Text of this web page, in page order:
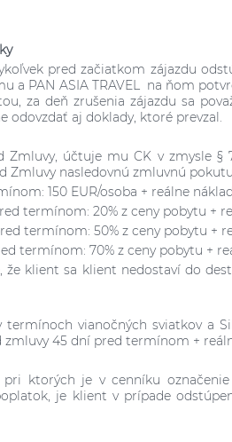
pred začiatkom zájazdu
a PAN ASIA TRAVEL na ňom
za deň zrušenia zájazdu sa
odovzdať aj doklady, ktoré prevzal.
účtuje mu CK v zmysle §
Zmluvy nasledovnú zmluvnú
150 EUR/osoba + reálne
termínom: 20% z ceny pobytu +
termínom: 50% z ceny pobytu +
termínom: 70% z ceny pobytu +
že klient sa klient nedostaví do
vianočných sviatkov a
45 dní pred termínom +
ktorých je v cenníku
je klient v prípade